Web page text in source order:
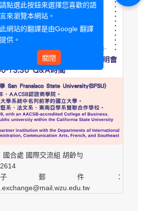
國合處 國際交流組 胡齡勻
郵件：
請點選此按鈕來選擇您喜歡的語
言來瀏覽本網站。
此網站的翻譯是由Google 翻譯
提供。
關閉